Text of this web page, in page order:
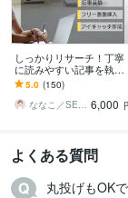
しっかりリサーチ！丁寧
に読みやすい記事を執筆
します 【SEO】と【読み
やすさ】にこだわった記
事に仕上げます
5.0 (150)
ななこ／SEOライター 6,000
よくある質問
丸投げもOK